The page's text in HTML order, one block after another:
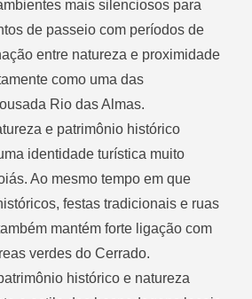
mais silenciosos para
de passeio com períodos de
entre natureza e proximidade
como uma das
Rio das Almas.
e patrimônio histórico
identidade turística muito
Ao mesmo tempo em que
festas tradicionais e ruas
mantém forte ligação com
verdes do Cerrado.
histórico e natureza